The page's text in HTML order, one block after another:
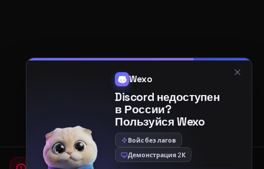
Мы используем cookies
Wexo
Discord недоступен
в России?
Пользуйся Wexo
Войс без лагов
Демонстрация 2К